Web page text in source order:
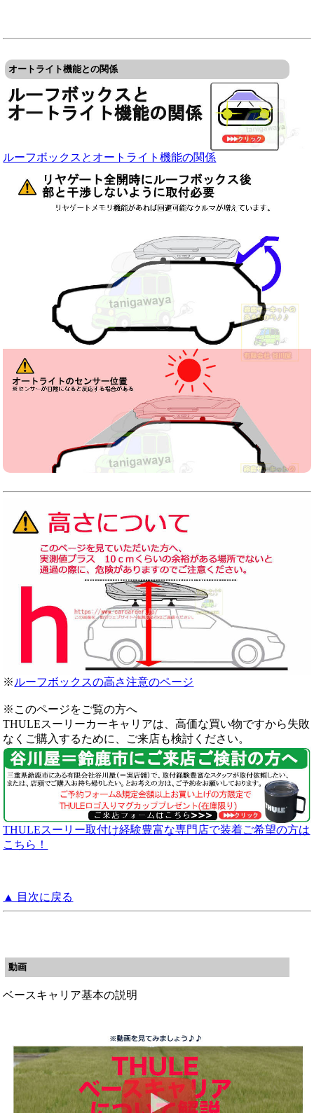
オートライト機能との関係
ルーフボックスとオートライト機能の関係
※ ルーフボックスの高さ注意のページ
※このページをご覧の方へ
THULEスーリーカーキャリアは、高価な買い物ですから失敗
なくご購入するために、ご来店も検討ください。
THULEスーリー取付け経験豊富な専門店で装着ご希望の方は
こちら！
▲ 目次に戻る
動画
ベースキャリア基本の説明